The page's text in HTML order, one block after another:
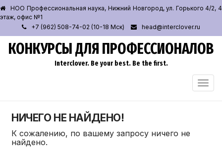
НОО Профессиональная наука, Нижний Новгород, ул. Горького 4/2, 4
этаж, офис №1
+7 (962) 508-74-02 (10-18 Мск)
head@interclover.ru
КОНКУРСЫ ДЛЯ ПРОФЕССИОНАЛОВ
Interclover. Be your best. Be the first.
НИЧЕГО НЕ НАЙДЕНО!
К сожалению, по вашему запросу ничего не
найдено.